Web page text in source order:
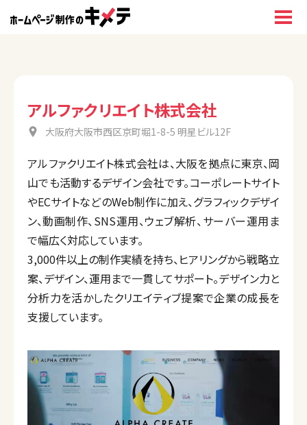
アルファクリエイト株式会社
大阪府大阪市西区京町堀1-8-5 明星ビル12F
アルファクリエイト株式会社は、大阪を拠点に東京、岡
山でも活動するデザイン会社です。コーポレートサイト
やECサイトなどのWeb制作に加え、グラフィックデザイ
ン、動画制作、SNS運用、ウェブ解析、サーバー運用ま
で幅広く対応しています。
3,000件以上の制作実績を持ち、ヒアリングから戦略立
案、デザイン、運用まで一貫してサポート。デザイン力と
分析力を活かしたクリエイティブ提案で企業の成長を
支援しています。